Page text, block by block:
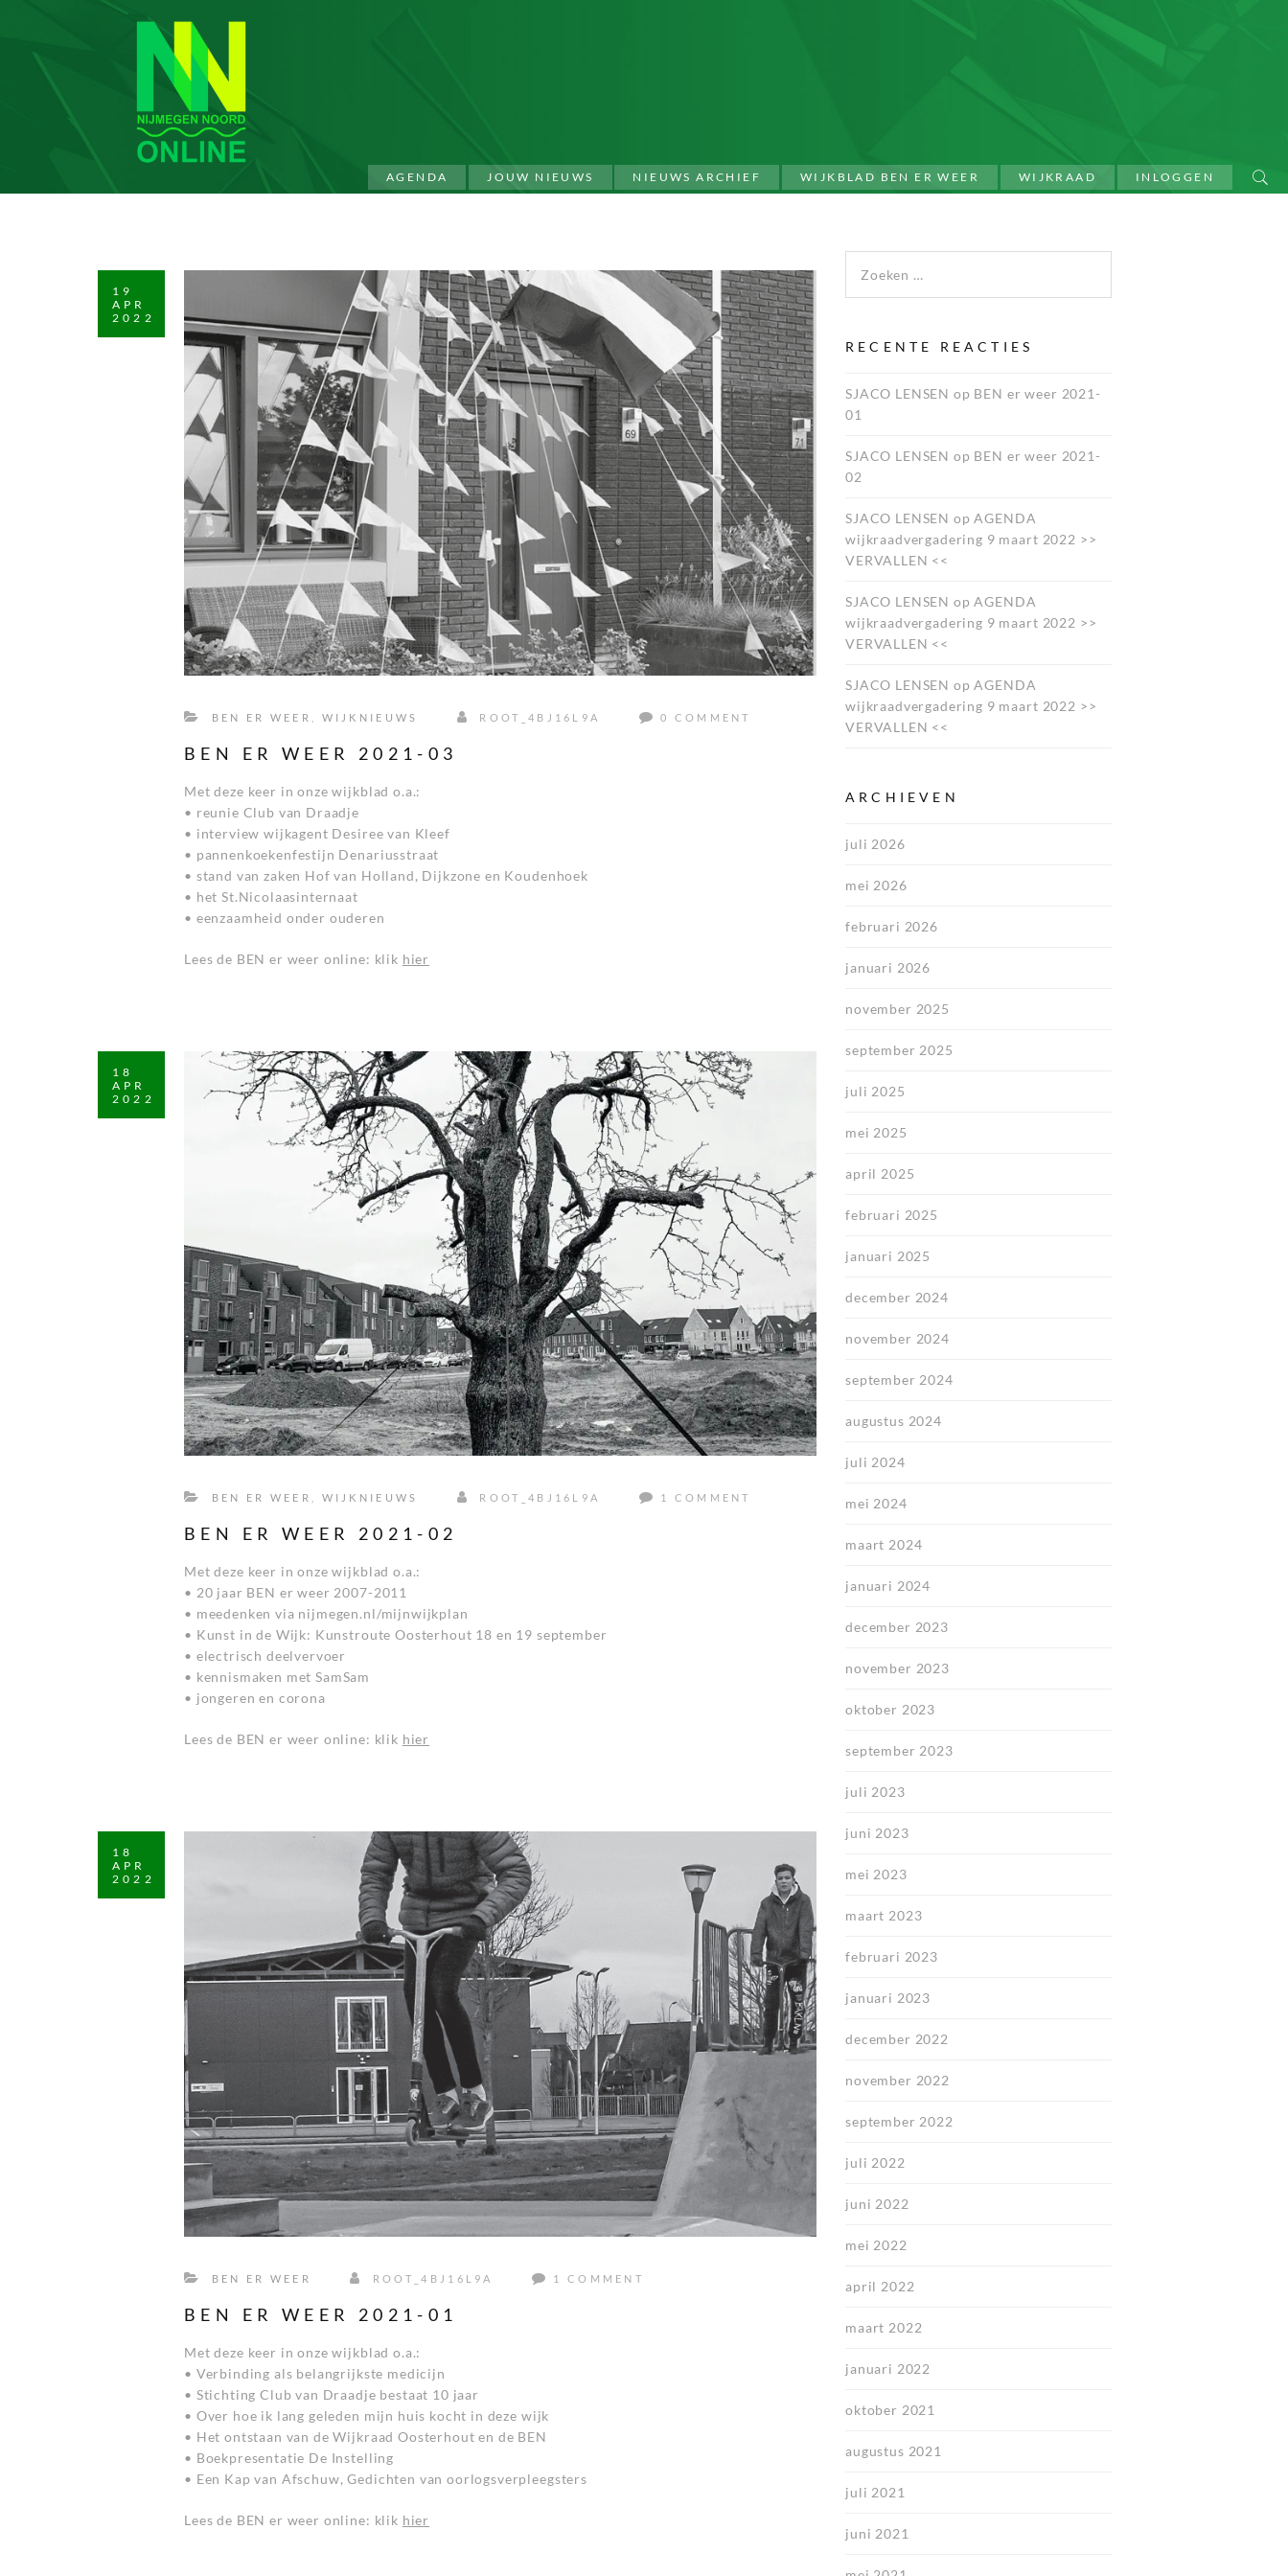
AGENDA JOUW NIEUWS NIEUWS ARCHIEF WIJKBLAD BEN ER WEER WIJKRAAD INLOGGEN
19
APR
2022
BEN ER WEER WIJKNIEUWS ROOT_4BJ16L9A 0 COMMENT
BEN ER WEER 2021-03
Met deze keer in onze wijkblad o.a.:
• reunie Club van Draadje
• interview wijkagent Desiree van Kleef
• pannenkoekenfestijn Denariusstraat
• stand van zaken Hof van Holland, Dijkzone en Koudenhoek
• het St.Nicolaasinternaat
• eenzaamheid onder ouderen
Lees de BEN er weer online: klik hier
18
APR
2022
BEN ER WEER WIJKNIEUWS ROOT_4BJ16L9A 1 COMMENT
BEN ER WEER 2021-02
Met deze keer in onze wijkblad o.a.:
• 20 jaar BEN er weer 2007-2011
• meedenken via nijmegen.nl/mijnwijkplan
• Kunst in de Wijk: Kunstroute Oosterhout 18 en 19 september
• electrisch deelvervoer
• kennismaken met SamSam
• jongeren en corona
Lees de BEN er weer online: klik hier
18
APR
2022
BEN ER WEER ROOT_4BJ16L9A 1 COMMENT
BEN ER WEER 2021-01
Met deze keer in onze wijkblad o.a.:
• Verbinding als belangrijkste medicijn
• Stichting Club van Draadje bestaat 10 jaar
• Over hoe ik lang geleden mijn huis kocht in deze wijk
• Het ontstaan van de Wijkraad Oosterhout en de BEN
• Boekpresentatie De Instelling
• Een Kap van Afschuw, Gedichten van oorlogsverpleegsters
Lees de BEN er weer online: klik hier
RECENTE REACTIES
SJACO LENSEN op BEN er weer 2021-
01
SJACO LENSEN op BEN er weer 2021-
02
SJACO LENSEN opAGENDA
wijkraadvergadering 9 maart 2022 >>
VERVALLEN <<
SJACO LENSEN opAGENDA
wijkraadvergadering 9 maart 2022 >>
VERVALLEN <<
SJACO LENSEN opAGENDA
wijkraadvergadering 9 maart 2022 >>
VERVALLEN <<
ARCHIEVEN
juli 2026
mei 2026
februari 2026
januari 2026
november 2025
september 2025
juli 2025
mei 2025
april 2025
februari 2025
januari 2025
december 2024
november 2024
september 2024
augustus 2024
juli 2024
mei 2024
maart 2024
januari 2024
december 2023
november 2023
oktober 2023
september 2023
juli 2023
juni 2023
mei 2023
maart 2023
februari 2023
januari 2023
december 2022
november 2022
september 2022
juli 2022
juni 2022
mei 2022
april 2022
maart 2022
januari 2022
oktober 2021
augustus 2021
juli 2021
juni 2021